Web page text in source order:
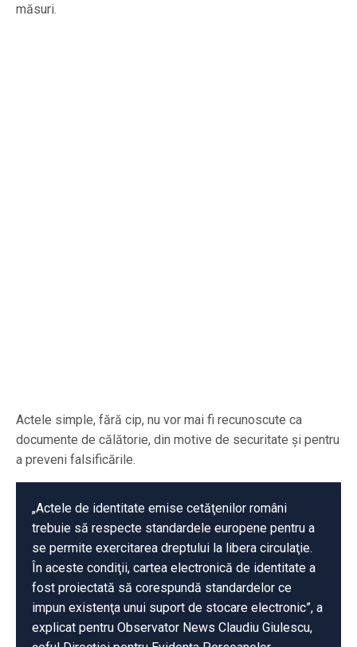
măsuri.
Actele simple, fără cip, nu vor mai fi recunoscute ca
documente de călătorie, din motive de securitate și pentru
a preveni falsificările.
„Actele de identitate emise cetăţenilor români
trebuie să respecte standardele europene pentru a
se permite exercitarea dreptului la libera circulaţie.
În aceste condiţii, cartea electronică de identitate a
fost proiectată să corespundă standardelor ce
impun existenţa unui suport de stocare electronic”, a
explicat pentru Observator News Claudiu Giulescu,